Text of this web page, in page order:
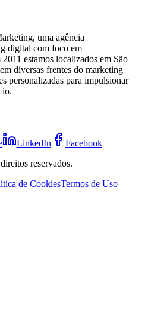
uma agência
digital com foco em
estamos localizados em São
diversas frentes do marketing
personalizadas para impulsionar
LinkedIn
Facebook
reservados.
de CookiesTermos de Uso